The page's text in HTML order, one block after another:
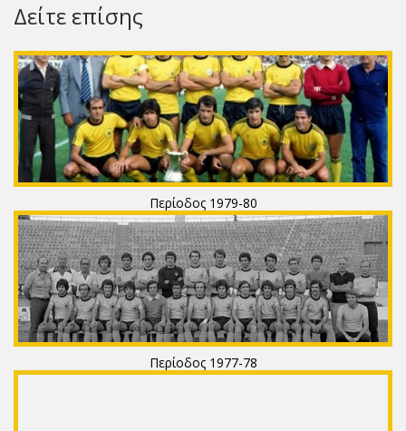
Δείτε επίσης
Περίοδος 1979-80
Περίοδος 1977-78